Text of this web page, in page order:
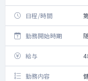
日程/時間
勤務開始時期
給与
勤務内容